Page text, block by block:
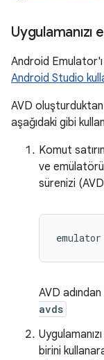
Android
Android Studio
AVD
aşağıdaki gibi
Komut
ve
sürenizi
AVD
avds
birini